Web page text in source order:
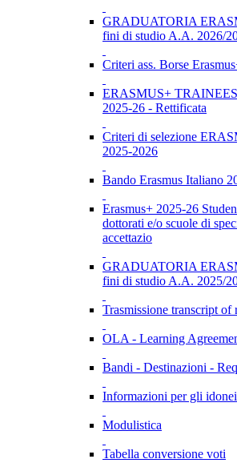
GRADUATORIA
fini di studio A.A. 2026/
Criteri ass. Borse
ERASMUS+
2025-26 - Rettificata
Criteri di selezione
2025-2026
Bando Erasmus Italiano
Erasmus+ 2025-26
dottorati e/o scuole di
accettazio
GRADUATORIA
fini di studio A.A. 2025/
Trasmissione transcript
OLA - Learning
Bandi - Destinazioni -
Informazioni per gli
Modulistica
Tabella conversione voti